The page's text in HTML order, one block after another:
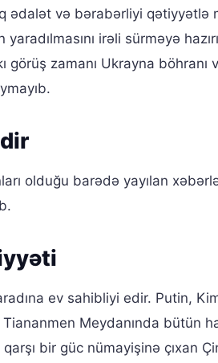
ədalət və bərabərliyi qətiyyətlə
irəli sürməyə
görüş zamanı Ukrayna böhranı
olduğu barədə yayılan
ev sahibliyi edir. Putin,
Meydanında bütün
bir güc nümayişinə çıxan